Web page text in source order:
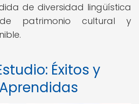
de diversidad lingüística
patrimonio cultural y
Éxitos y